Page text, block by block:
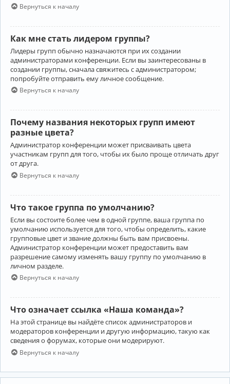
Вернуться к началу
Как мне стать лидером группы?
Лидеры групп обычно назначаются при их создании
администраторами конференции. Если вы заинтересованы в
создании группы, сначала свяжитесь с администратором;
попробуйте отправить ему личное сообщение.
Вернуться к началу
Почему названия некоторых групп имеют
разные цвета?
Администратор конференции может присваивать цвета
участникам групп для того, чтобы их было проще отличать друг
от друга.
Вернуться к началу
Что такое группа по умолчанию?
Если вы состоите более чем в одной группе, ваша группа по
умолчанию используется для того, чтобы определить, какие
групповые цвет и звание должны быть вам присвоены.
Администратор конференции может предоставить вам
разрешение самому изменять вашу группу по умолчанию в
личном разделе.
Вернуться к началу
Что означает ссылка «Наша команда»?
На этой странице вы найдёте список администраторов и
модераторов конференции и другую информацию, такую как
сведения о форумах, которые они модерируют.
Вернуться к началу